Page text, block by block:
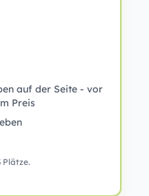
auf der Seite - vor
Preis